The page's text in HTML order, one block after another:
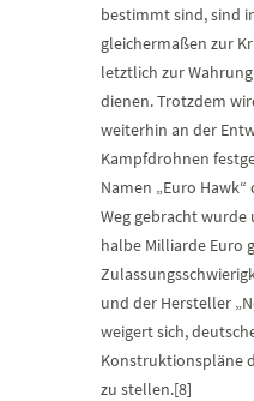
bestimmt sind, sind
gleichermaßen zur
letztlich zur
dienen. Trotzdem
weiterhin an der
Kampfdrohnen
Namen „Euro
Weg gebracht
halbe Milliarde Euro
und der Hersteller
weigert sich,
Konstruktionspläne
zu stellen.[8]